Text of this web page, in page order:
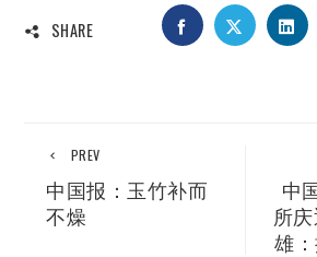
SHARE FACEBOOKTWITTER
PREV
中国报：玉竹补而
不燥
中
所
雄